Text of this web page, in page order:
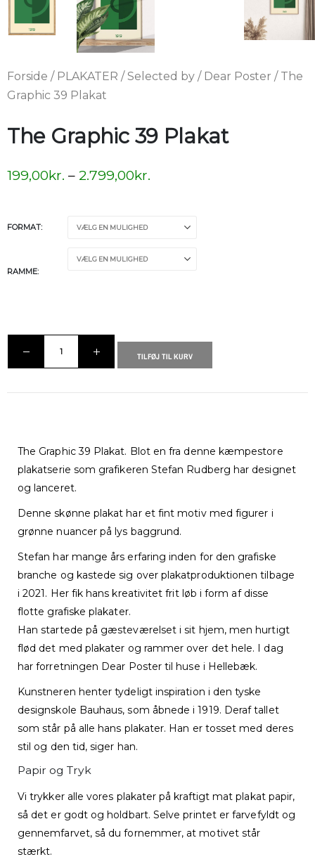
Forside / PLAKATER /Selected by / Dear Poster / The
Graphic 39 Plakat
The Graphic 39 Plakat
199,00kr. – 2.799,00kr.
FORMAT
RAMME
TILFØJ TIL KURV
The Graphic 39 Plakat. Blot en fra denne kæmpestore
plakatserie som grafikeren Stefan Rudberg har designet
og lanceret.
Denne skønne plakat har et fint motiv med figurer i
grønne nuancer på lys baggrund.
Stefan har mange års erfaring inden for den grafiske
branche og kastede sig over plakatproduktionen tilbage
i 2021. Her fik hans kreativitet frit løb i form af disse
flotte grafiske plakater.
Han startede på gæsteværelset i sit hjem, men hurtigt
flød det med plakater og rammer over det hele. I dag
har forretningen Dear Poster til huse i Hellebæk.
Kunstneren henter tydeligt inspiration i den tyske
designskole Bauhaus, som åbnede i 1919. Deraf tallet
som står på alle hans plakater. Han er tosset med deres
stil og den tid, siger han.
Papir og Tryk
Vi trykker alle vores plakater på kraftigt mat plakat papir,
så det er godt og holdbart. Selve printet er farvefyldt og
gennemfarvet, så du fornemmer, at motivet står
stærkt.